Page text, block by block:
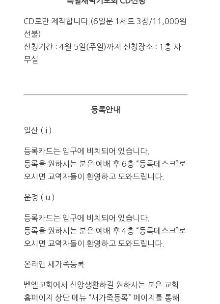
CD로만 제작합니다.(6일분 1세트 3장/11,000원
선불)
신청기간 : 4월 5일(주일)까지 신청장소 : 1층 사
무실
등록안내
일산 ( i )
등록카드는 입구에 비치되어 있습니다.
등록을 원하시는 분은 예배 후 6층 “등록데스크”로
오시면 교역자들이 환영하고 도와드립니다.
운정 ( u )
등록카드는 입구에 비치되어 있습니다.
등록을 원하시는 분은 예배 후 4층 “등록데스크”로
오시면 교역자들이 환영하고 도와드립니다.
온라인 새가족등록
벧엘교회에서 신앙생활하길 원하시는 분은 교회
홈페이지 상단 메뉴 “새가족등록” 페이지를 통해